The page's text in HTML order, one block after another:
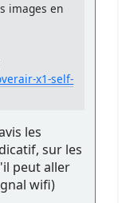
images en
x1-self-
les
sur les
peut aller
wifi)